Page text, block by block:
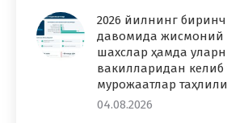
2026 йилнинг
давомида жисмоний
шахслар ҳамда
вакилларидан келиб
мурожаатлар таҳлили
04.08.2026